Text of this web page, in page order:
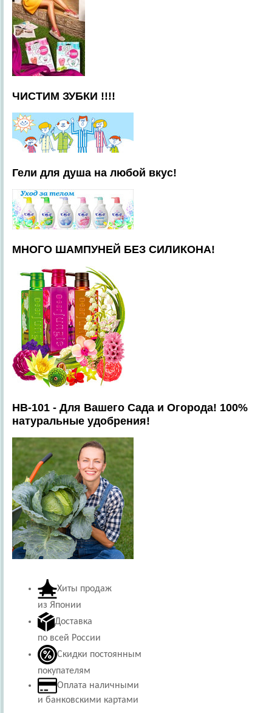
ЧИСТИМ ЗУБКИ !!!!
Гели для душа на любой вкус!
МНОГО ШАМПУНЕЙ БЕЗ СИЛИКОНА!
HB-101 - Для Вашего Сада и Огорода! 100%
натуральные удобрения!
Хиты продаж
из Японии
Доставка
по всей России
Скидки постоянным
покупателям
Оплата наличными
и банковскими картами